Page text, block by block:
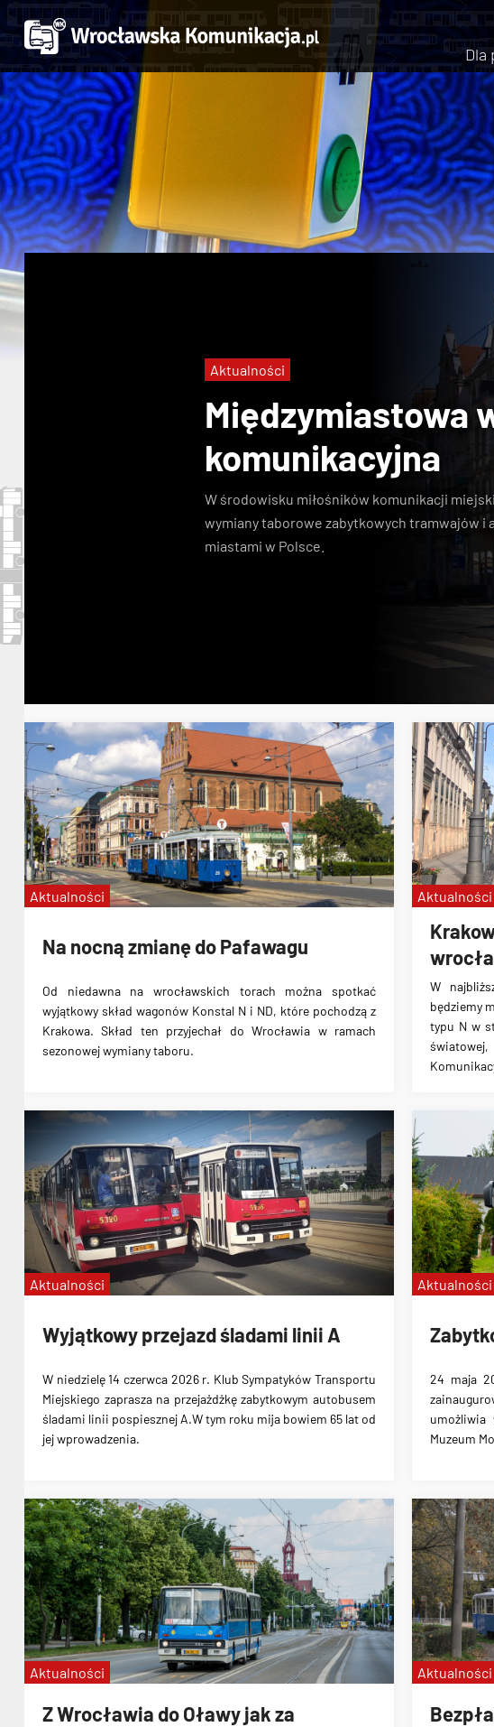
Dla
Międzymiastowa
komunikacyjna
W środowisku miłośników komunikacji
wymiany taborowe zabytkowych tramwajów i
miastami w Polsce.
Aktualności
Konstal N zabytkowe tramwaje KSTM linie specjalne
Na nocną zmianę do Pafawagu
Od niedawna na wrocławskich torach można spotkać
wyjątkowy skład wagonów Konstal N i ND, które pochodzą z
Krakowa. Skład ten przyjechał do Wrocławia w ramach
sezonowej wymiany taboru.
Aktualności
W
będziemy
typu N w
Aktualności
Wyjątkowy przejazd śladami linii A
W niedzielę 14 czerwca 2026 r. Klub Sympatyków Transportu
Miejskiego zaprasza na przejażdżkę zabytkowym autobusem
śladami linii pospiesznej A.W tym roku mija bowiem 65 lat od
jej wprowadzenia.
Aktualności
24 maja
umożliwia
Muzeum
Aktualności
Z Wrocławia do Oławy jak za
Aktualności Aktualności